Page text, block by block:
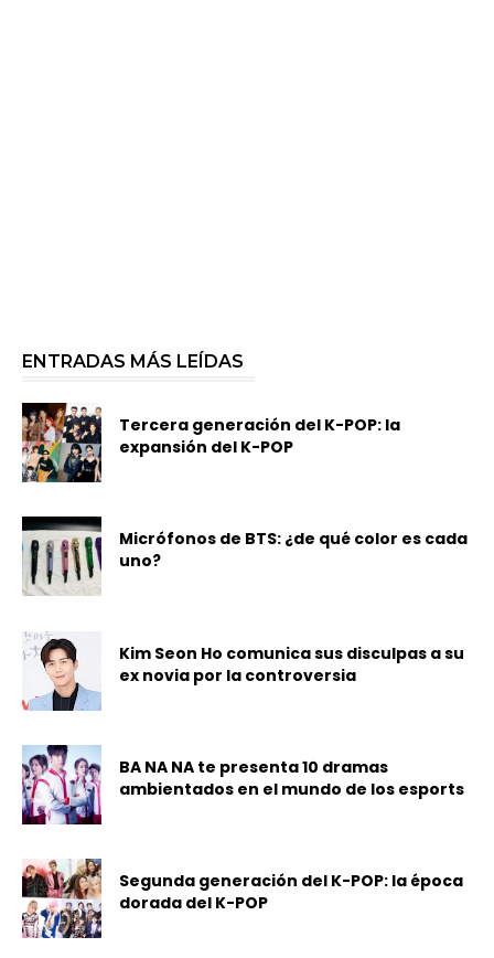
ENTRADAS MÁS LEÍDAS
Tercera generación del K-POP: la
expansión del K-POP
Micrófonos de BTS: ¿de qué color es cada
uno?
Kim Seon Ho comunica sus disculpas a su
ex novia por la controversia
BA NA NA te presenta 10 dramas
ambientados en el mundo de los esports
Segunda generación del K-POP: la época
dorada del K-POP